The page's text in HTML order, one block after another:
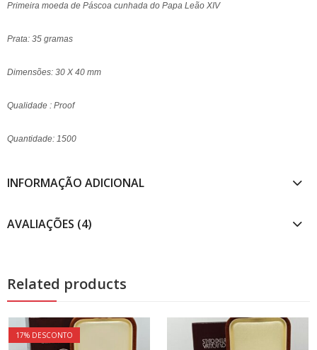
Primeira moeda de Páscoa cunhada do Papa Leão XIV
Prata: 35 gramas
Dimensões: 30 X 40 mm
Qualidade : Proof
Quantidade: 1500
INFORMAÇÃO ADICIONAL
AVALIAÇÕES (4)
Related products
17% DESCONTO